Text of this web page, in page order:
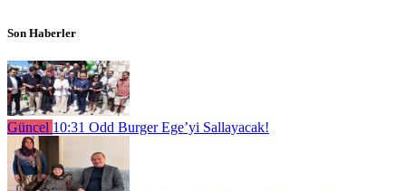
Son Haberler
Güncel 10:31 Odd Burger Ege’yi Sallayacak!